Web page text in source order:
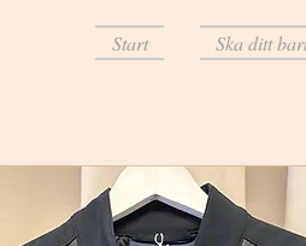
Start Ska ditt